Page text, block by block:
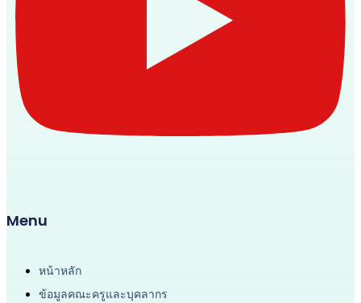
Menu
หน้าหลัก
ข้อมูลคณะครูและบุคลากร